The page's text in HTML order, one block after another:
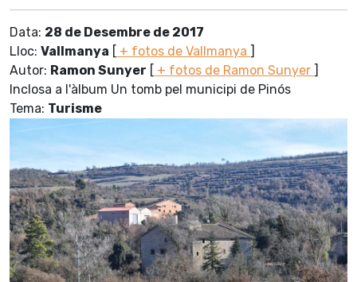
Data: 28 de Desembre de 2017
Lloc: Vallmanya [ + fotos de Vallmanya ]
Autor: Ramon Sunyer [ + fotos de Ramon Sunyer ]
Inclosa a l'àlbum Un tomb pel municipi de Pinós
Tema: Turisme